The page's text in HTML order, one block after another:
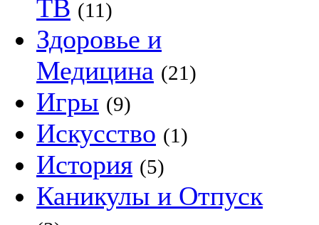
ТВ (11)
Здоровье и
Медицина (21)
Игры (9)
Искусство (1)
История (5)
Каникулы и Отпуск